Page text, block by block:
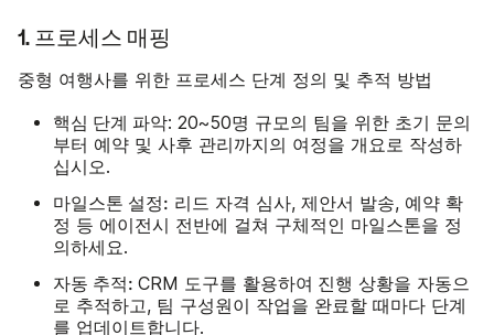
1. 프로세스 매핑
중형 여행사를 위한 프로세스 단계 정의 및 추적 방법
핵심 단계 파악: 20~50명 규모의 팀을 위한 초기 문의
부터 예약 및 사후 관리까지의 여정을 개요로 작성하
십시오.
마일스톤 설정: 리드 자격 심사, 제안서 발송, 예약 확
정 등 에이전시 전반에 걸쳐 구체적인 마일스톤을 정
의하세요.
자동 추적: CRM 도구를 활용하여 진행 상황을 자동으
로 추적하고, 팀 구성원이 작업을 완료할 때마다 단계
를 업데이트합니다.